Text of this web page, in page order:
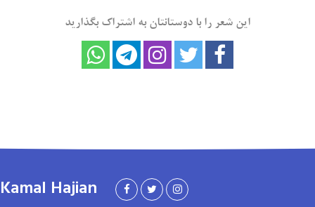
این شعر را با دوستانتان به اشتراک بگذارید
Kamal Hajian